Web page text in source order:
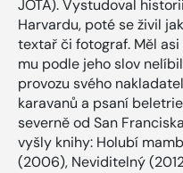
JOTA). Vystudoval
Harvardu, poté se živil
textař či fotograf. Měl
mu podle jeho slov
provozu svého
karavanů a psaní
severně od San
vyšly knihy: Holubí
(2006), Neviditelný